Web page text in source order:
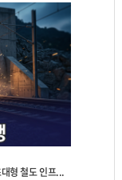
형 철도 인프...